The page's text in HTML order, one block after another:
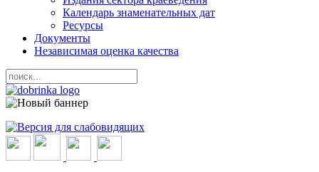
Календарь знаменательных дат
Ресурсы
Документы
Независимая оценка качества